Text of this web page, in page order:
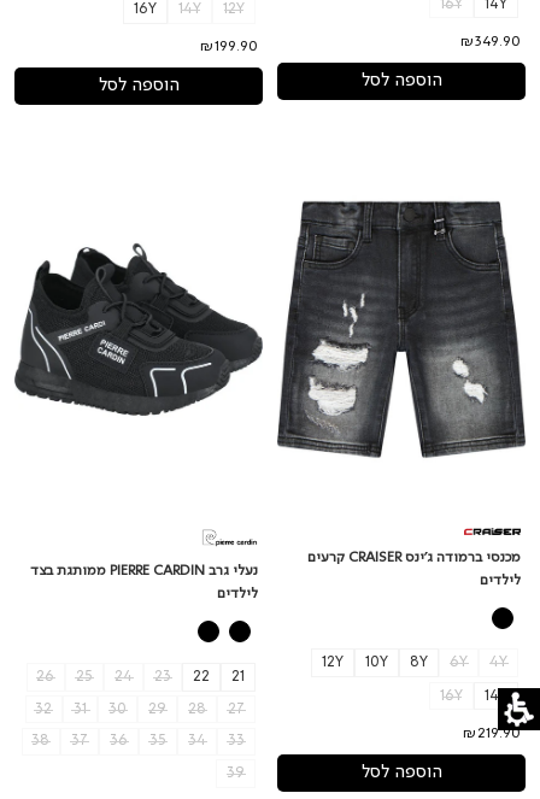
14Y
16Y
₪349.90
הוספה לסל
12Y
14Y
16Y
₪199.90
הוספה לסל
ג'ינס
CRAISER
קרעים
לילדים
מכנסי ברמודה ג'ינס CRAISER קרעים
לילדים
4Y
6Y
8Y
10Y
12Y
14Y
16Y
₪219.90
הוספה לסל
לילדים
נעלי גרב PIERRE CARDIN ממותגת בצד
לילדים
21
22
23
24
25
26
27
28
29
30
31
32
33
34
35
36
37
38
39